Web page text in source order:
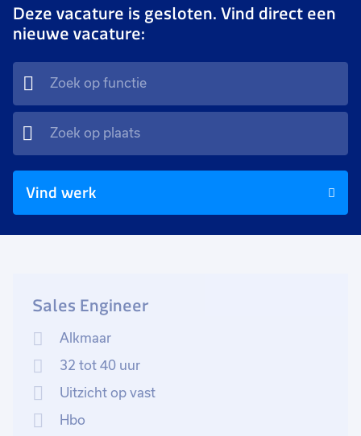
Deze vacature is gesloten. Vind direct een
nieuwe vacature:
Vind werk
Sales Engineer
Alkmaar
32 tot 40 uur
Uitzicht op vast
Hbo